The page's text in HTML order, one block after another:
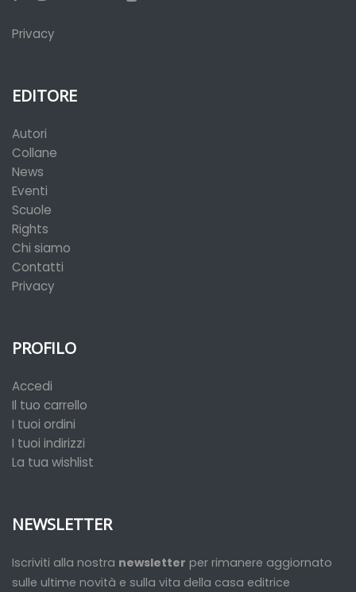
Privacy
EDITORE
Autori
Collane
News
Eventi
Scuole
Rights
Chi siamo
Contatti
Privacy
PROFILO
Accedi
Il tuo carrello
I tuoi ordini
I tuoi indirizzi
La tua wishlist
NEWSLETTER
Iscriviti alla nostra newsletter per rimanere aggiornato
sulle ultime novità e sulla vita della casa editrice